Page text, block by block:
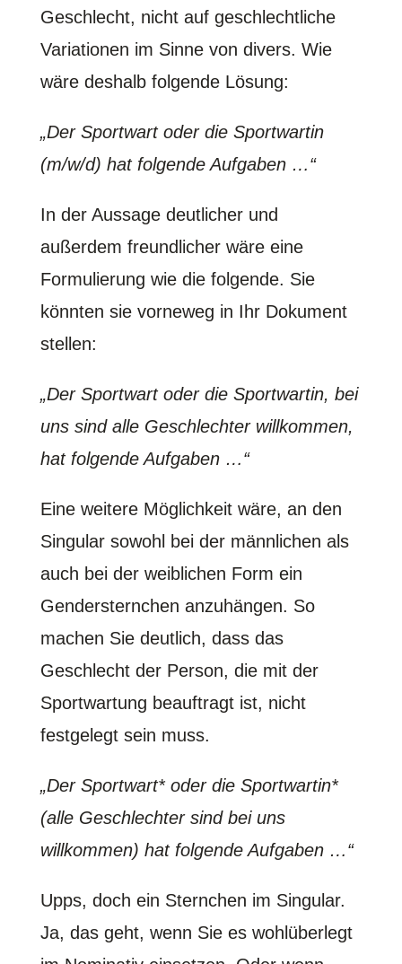
Geschlecht, nicht auf geschlechtliche
Variationen im Sinne von divers. Wie
wäre deshalb folgende Lösung:
„Der Sportwart oder die Sportwartin
(m/w/d) hat folgende Aufgaben …“
In der Aussage deutlicher und
außerdem freundlicher wäre eine
Formulierung wie die folgende. Sie
könnten sie vorneweg in Ihr Dokument
stellen:
„Der Sportwart oder die Sportwartin, bei
uns sind alle Geschlechter willkommen,
hat folgende Aufgaben …“
Eine weitere Möglichkeit wäre, an den
Singular sowohl bei der männlichen als
auch bei der weiblichen Form ein
Gendersternchen anzuhängen. So
machen Sie deutlich, dass das
Geschlecht der Person, die mit der
Sportwartung beauftragt ist, nicht
festgelegt sein muss.
„Der Sportwart* oder die Sportwartin*
(alle Geschlechter sind bei uns
willkommen) hat folgende Aufgaben …“
Upps, doch ein Sternchen im Singular.
Ja, das geht, wenn Sie es wohlüberlegt